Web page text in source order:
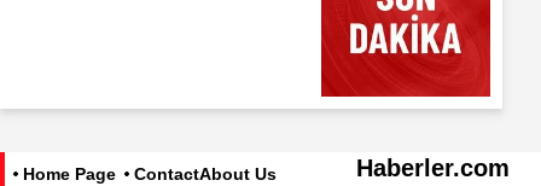
Haberler.com
About Us
Contact
Home Page